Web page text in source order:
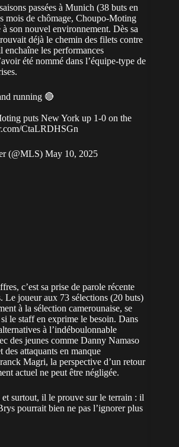
passées à Munich (38 buts en
mois de chômage, Choupo-Moting
à son nouvel environnement. Dès sa
déjà le chemin des filets contre
les performances
été nommé dans l’équipe-type de
running 🔴
puts New York up 1-0 on the
CtaLRDHSGn
(@MLS) May 10, 2025
c’est sa prise de parole récente
Le joueur aux 73 sélections (20 buts)
à la sélection camerounaise, se
le staff en exprime le besoin. Dans
à l’indéboulonnable
des jeunes comme Danny Namaso
des attaquants en manque
Magri, la perspective d’un retour
actuel ne peut être négligée.
surtout, il le prouve sur le terrain : il
pourrait bien ne pas l’ignorer plus